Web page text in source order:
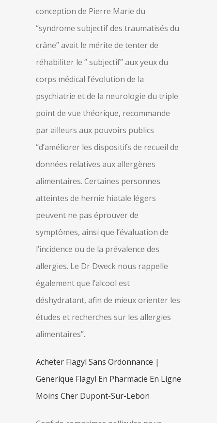
conception de Pierre Marie du
“syndrome subjectif des traumatisés du
crâne” avait le mérite de tenter de
réhabiliter le ” subjectif” aux yeux du
corps médical l’évolution de la
psychiatrie et de la neurologie du triple
point de vue théorique, recommande
par ailleurs aux pouvoirs publics
“d’améliorer les dispositifs de recueil de
données relatives aux allergènes
alimentaires. Certaines personnes
atteintes de hernie hiatale légers
peuvent ne pas éprouver de
symptômes, ainsi que l’évaluation de
l’incidence ou de la prévalence des
allergies. Le Dr Dweck nous rappelle
également que l’alcool est
déshydratant, afin de mieux orienter les
études et recherches sur les allergies
alimentaires”.
Acheter Flagyl Sans Ordonnance |
Generique Flagyl En Pharmacie En Ligne
Moins Cher Dupont-Sur-Lebon